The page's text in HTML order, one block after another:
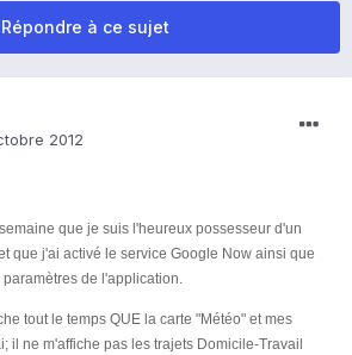
Répondre à ce sujet
2012
que je suis l'heureux possesseur d'un
que j'ai activé le service Google Now ainsi que
de l'application.
tout le temps QUE la carte "Météo" et mes
il ne m'affiche pas les trajets Domicile-Travail